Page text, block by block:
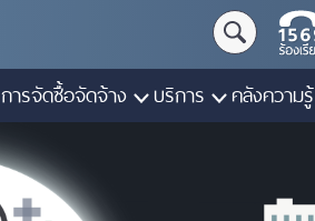
การจัดซื้อจัดจ้าง บริการ คลังความรู้